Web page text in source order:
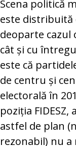
Scena politică
este distribuită
deoparte cazul
cât și cu
este că
de centru și
electorală în
poziția
astfel de plan
rezonabil) nu